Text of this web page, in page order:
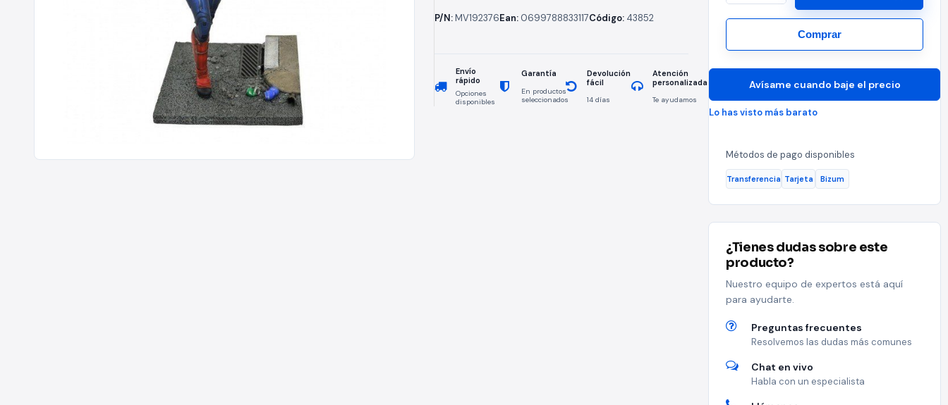
P/N:MV192376Ean: 0699788833117Código: 43852
Envío
rápido
Opciones
disponibles
Garantía
En productos
seleccionados
Devolución
fácil
14 días
Atención
personalizada
Te ayudamos
Comprar
Avísame cuando baje el precio
Lo has visto más barato
Métodos de pago disponibles
Transferencia Tarjeta Bizum
¿Tienes dudas sobre este
producto?
Nuestro equipo de expertos está aquí
para ayudarte.
Preguntas frecuentes
Resolvemos las dudas más comunes
Chat en vivo
Habla con un especialista